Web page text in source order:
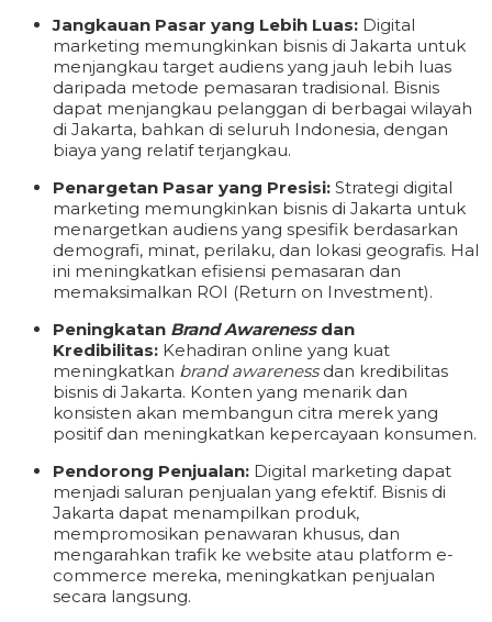
Jangkauan Pasar yang Lebih Luas: Digital
marketing memungkinkan bisnis di Jakarta untuk
menjangkau target audiens yang jauh lebih luas
daripada metode pemasaran tradisional. Bisnis
dapat menjangkau pelanggan di berbagai wilayah
di Jakarta, bahkan di seluruh Indonesia, dengan
biaya yang relatif terjangkau.
Penargetan Pasar yang Presisi: Strategi digital
marketing memungkinkan bisnis di Jakarta untuk
menargetkan audiens yang spesifik berdasarkan
demografi, minat, perilaku, dan lokasi geografis. Hal
ini meningkatkan efisiensi pemasaran dan
memaksimalkan ROI (Return on Investment).
Peningkatan Brand Awarenessdan
Kredibilitas: Kehadiran online yang kuat
meningkatkan brand awarenessdan kredibilitas
bisnis di Jakarta. Konten yang menarik dan
konsisten akan membangun citra merek yang
positif dan meningkatkan kepercayaan konsumen.
Pendorong Penjualan: Digital marketing dapat
menjadi saluran penjualan yang efektif. Bisnis di
Jakarta dapat menampilkan produk,
mempromosikan penawaran khusus, dan
mengarahkan trafik ke website atau platform e-
commerce mereka, meningkatkan penjualan
secara langsung.